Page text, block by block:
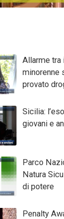
Allarme tra
minorenne
provato
Sicilia:
giovani e
Parco
Natura
di potere
Penalty